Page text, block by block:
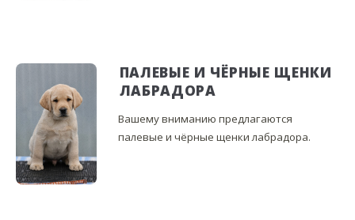
ПАЛЕВЫЕ И ЧЁРНЫЕ ЩЕНКИ
ЛАБРАДОРА
Вашему вниманию предлагаются
палевые и чёрные щенки лабрадора.